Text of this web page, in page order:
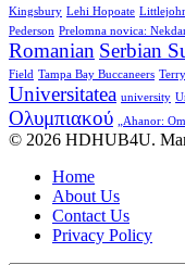
Kingsbury Lehi Hopoate
Pederson Prelomna novica:
Romanian Serbian
Field Tampa Bay Buccaneers
Universitatea university
Ολυμπιακού „Ahanor:
© 2026 HDHUB4U.
Home
About Us
Contact Us
Privacy Policy